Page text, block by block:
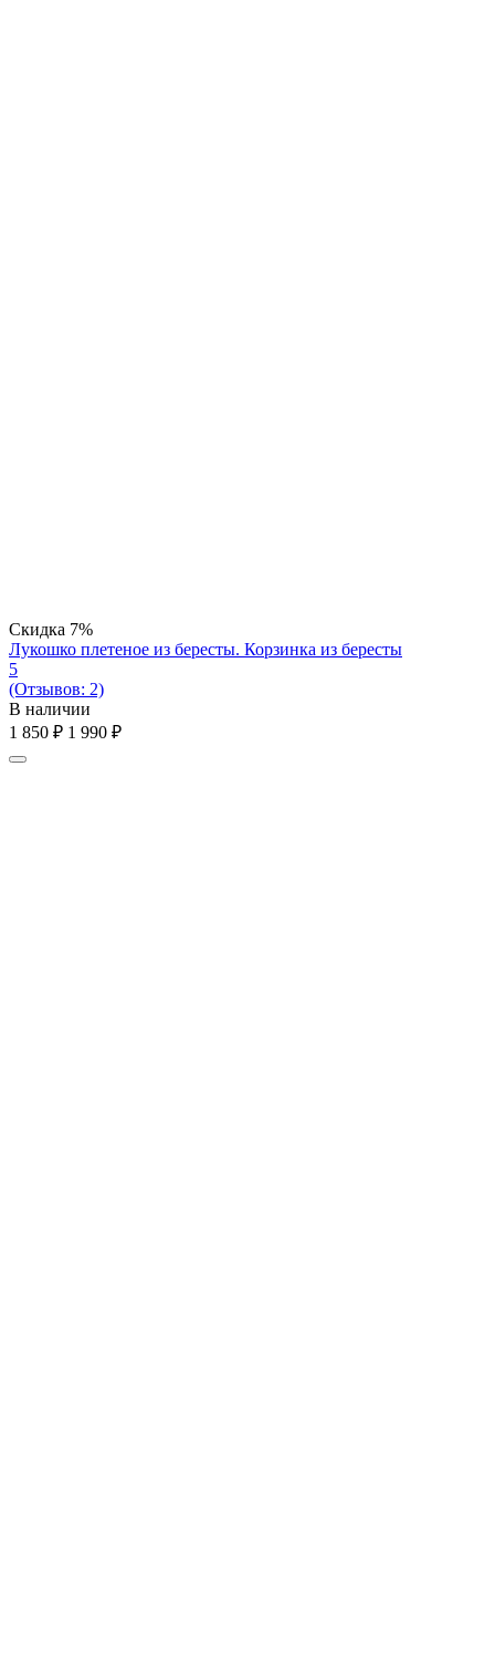
Скидка 7%
Лукошко плетеное из бересты. Корзинка из бересты
5
(Отзывов: 2)
В наличии
1 850 ₽ 1 990 ₽